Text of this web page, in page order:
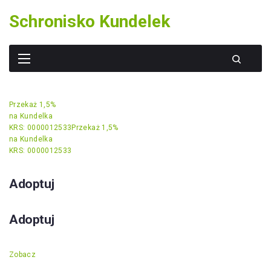
content
Schronisko Kundelek
Przekaż 1,5%
na Kundelka
KRS: 0000012533 Przekaż 1,5%
na Kundelka
KRS: 0000012533
Adoptuj
Adoptuj
Zobacz